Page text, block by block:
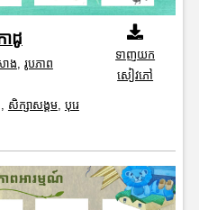
ាដូ
ាង
រូបភាព
សិក្សាសង្គម, បុរេ
ទាញយក
សៀវភៅ